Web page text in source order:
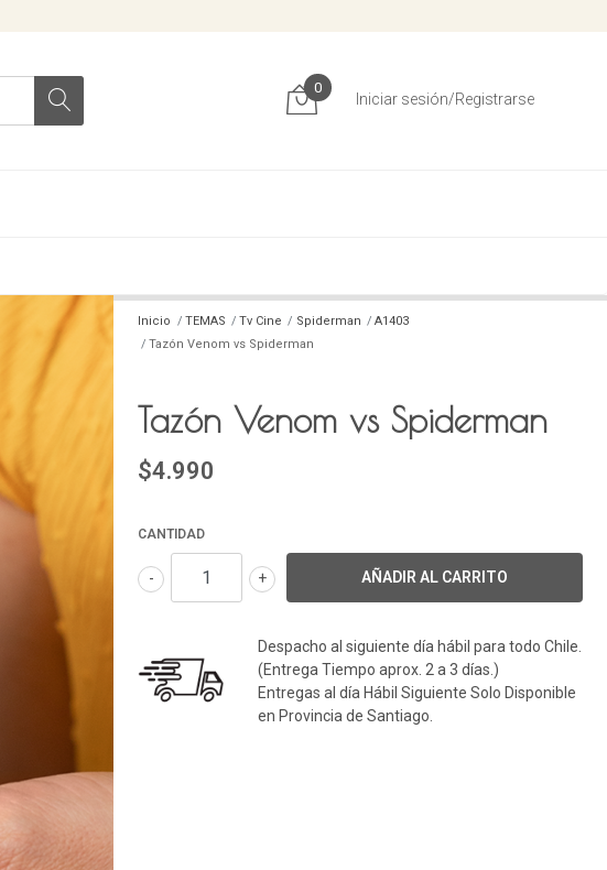
0
Iniciar sesión/Registrarse
Inicio TEMAS Tv Cine Spiderman
A1403
Tazón Venom vs Spiderman
Tazón Venom vs Spiderman
$4.990
CANTIDAD
+
-
Despacho al siguiente día hábil para todo Chile.
(Entrega Tiempo aprox. 2 a 3 días.)
Entregas al día Hábil Siguiente Solo Disponible
en Provincia de Santiago.